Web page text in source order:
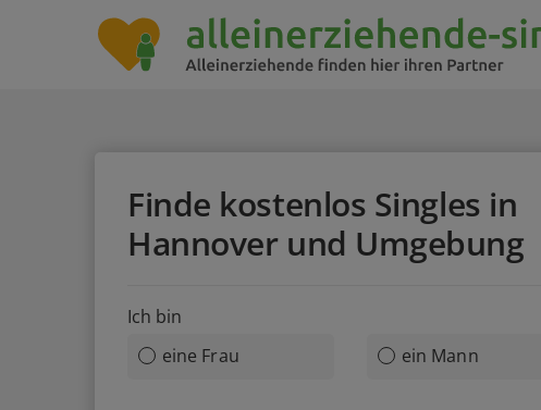
Finde kostenlos Singles in
Hannover und Umgebung
Ich bin
eine Frau
ein Mann